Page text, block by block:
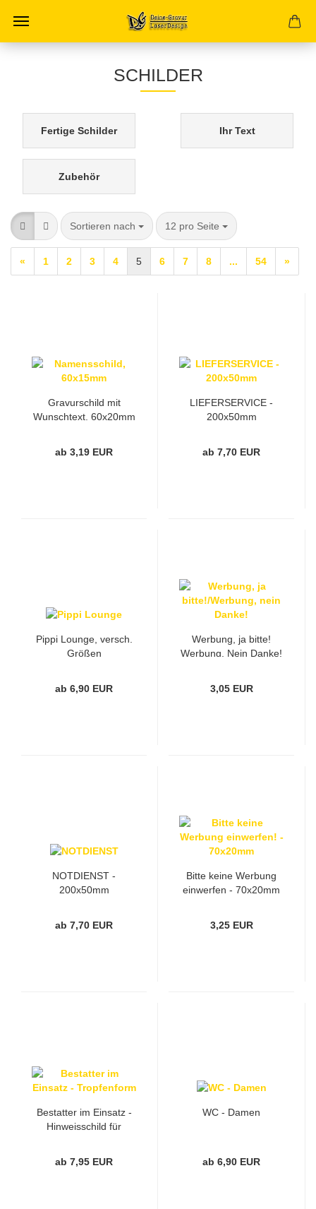
SCHILDER
Fertige Schilder Ihr Text
Zubehör
Sortieren nach
Sortieren nach 12 pro Seite
pro Seite
« 1 2 3 4 5 6 7 8 ... 54 »
Gravurschild mit
Wunschtext, 60x20mm
ab 3,19 EUR
LIEFERSERVICE -
200x50mm
ab 7,70 EUR
Pippi Lounge, versch.
Größen
ab 6,90 EUR
Werbung, ja bitte!
Werbung, Nein Danke!
3,05 EUR
NOTDIENST -
200x50mm
ab 7,70 EUR
Bitte keine Werbung
einwerfen - 70x20mm
3,25 EUR
Bestatter im Einsatz -
Hinweisschild für
ab 7,95 EUR
WC - Damen
ab 6,90 EUR